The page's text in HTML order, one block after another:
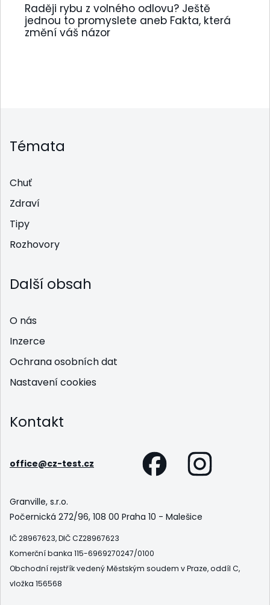
Raději rybu z volného odlovu? Ještě
jednou to promyslete aneb Fakta, která
změní váš názor
Témata
Chuť
Zdraví
Tipy
Rozhovory
Další obsah
O nás
Inzerce
Ochrana osobních dat
Nastavení cookies
Kontakt
office@cz-test.cz
Granville, s.r.o.
Počernická 272/96, 108 00 Praha 10 - Malešice
IČ 28967623, DIČ CZ28967623
Komerční banka 115-6969270247/0100
Obchodní rejstřík vedený Městským soudem v Praze, oddíl C,
vložka 156568